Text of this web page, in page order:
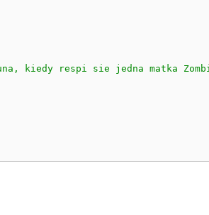
kiedy respi sie jedna matka